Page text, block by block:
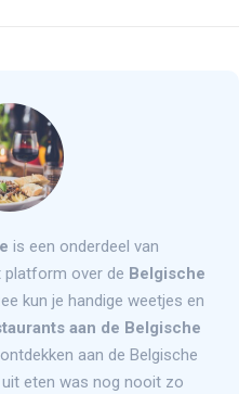
is een onderdeel van
platform over de Belgische
kun je handige weetjes en
aan de Belgische
aan de Belgische
eten was nog nooit zo